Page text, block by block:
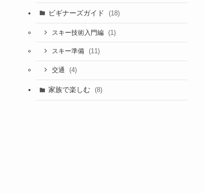
ビギナーズガイド (18)
スキー技術入門編 (1)
スキー準備 (11)
交通 (4)
家族で楽しむ (8)